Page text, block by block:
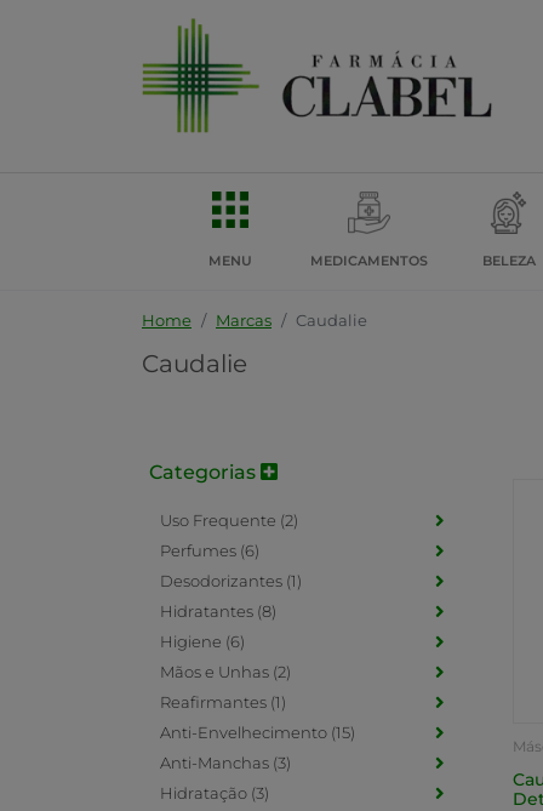
MENU MEDICAMENTOS BELEZA
Home Marcas Caudalie
Caudalie
Categorias
Uso Frequente (2)
Perfumes (6)
Desodorizantes (1)
Hidratantes (8)
Higiene (6)
Mãos e Unhas (2)
Reafirmantes (1)
Anti-Envelhecimento (15)
Anti-Manchas (3)
Hidratação (3)